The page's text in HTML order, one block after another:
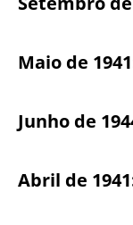
Maio de
Junho de
Abril de